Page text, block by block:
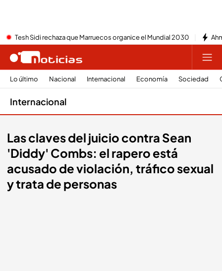
Tesh Sidi rechaza que Marruecos organice el Mundial 2030
Lo último Nacional Internacional Economía Sociedad
Internacional
Las claves del juicio contra Sean
'Diddy' Combs: el rapero está
acusado de violación, tráfico sexual
y trata de personas